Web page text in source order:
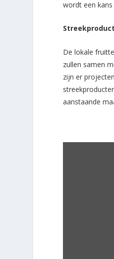
wordt een
De lokale
zullen samen
zijn er
aanstaande